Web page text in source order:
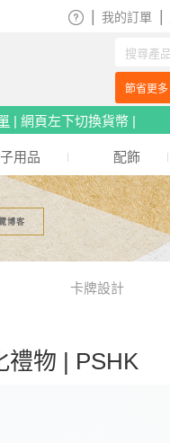
博客
卡牌設計
禮物 | PSHK
我的訂單
節省更
| 網頁左下切換貨幣 |
用品 配飾